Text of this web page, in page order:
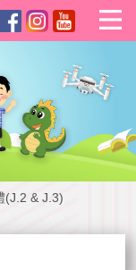
(J.2 & J.3)